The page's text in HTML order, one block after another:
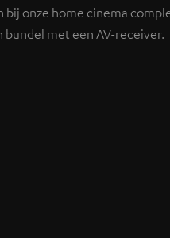
bij onze home cinema
bundel met een AV-receiver.